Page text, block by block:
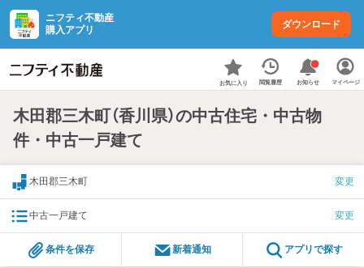
ニフティ不動産
購入アプリ
ダウンロード
お気に入り 閲覧履歴 お知らせ マイページ
木田郡三木町（香川県）の中古住宅・中古物
件・中古一戸建て
木田郡三木町 変更
中古一戸建て 変更
条件を保存 新着通知 アプリで探す